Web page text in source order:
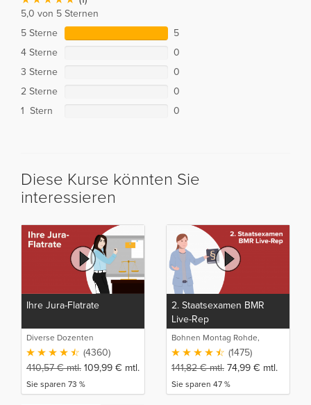
5,0 von 5 Sternen
5 Sterne
5
4 Sterne
0
3 Sterne
0
2 Sterne
0
1 Stern
0
Diese Kurse könnten Sie
interessieren
Ihre Jura-Flatrate
Diverse Dozenten
(4360)
410,57€mtl. 109,99 € mtl.
Sie sparen 73 %
2. Staatsexamen BMR
Live-Rep
Bohnen Montag Rohde,
Juristische Intensivlehrgänge
(1475)
141,82€mtl. 74,99 € mtl.
Sie sparen 47 %